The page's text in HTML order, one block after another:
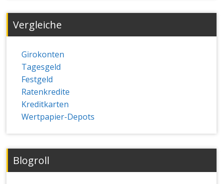
Vergleiche
Girokonten
Tagesgeld
Festgeld
Ratenkredite
Kreditkarten
Wertpapier-Depots
Blogroll